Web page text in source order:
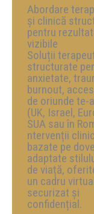
Abordare
și clinică
pentru
vizibile
Soluții
structurate
anxietate,
burnout,
de oriunde te-
(UK, Israel,
SUA sau în
ntervenții
bazate pe
adaptate
de viață,
un cadru
securizat și
confidențial.